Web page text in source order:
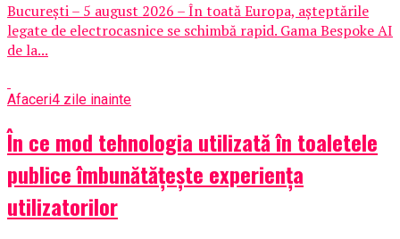
București – 5 august 2026 – În toată Europa, așteptările
legate de electrocasnice se schimbă rapid. Gama Bespoke AI
de la...
Afaceri4 zile inainte
În ce mod tehnologia utilizată în toaletele
publice îmbunătățește experiența
utilizatorilor